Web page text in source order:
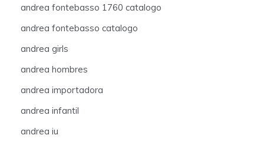
andrea fontebasso 1760 catalogo
andrea fontebasso catalogo
andrea girls
andrea hombres
andrea importadora
andrea infantil
andrea iu